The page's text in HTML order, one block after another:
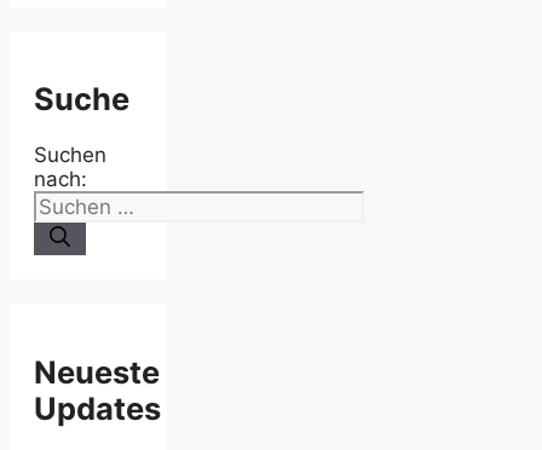
Suche
Suchen
nach:
Neueste
Updates